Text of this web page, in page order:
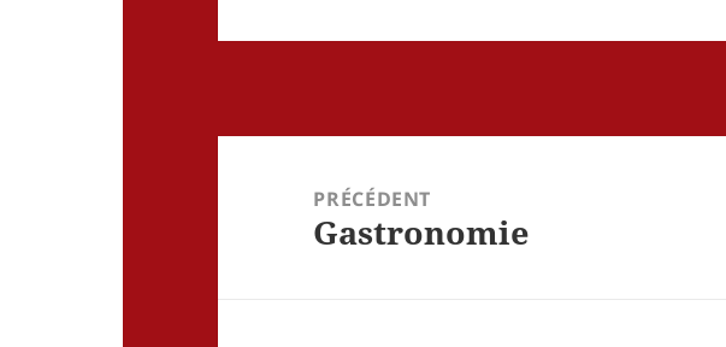
PRÉCÉDENT
Article
Gastronomie